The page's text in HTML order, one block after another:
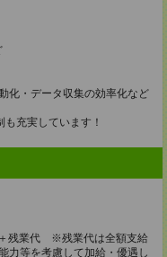
化・データ収集の効率化など
充実しています！
残業代 ※残業代は全額支給
等を考慮して加給・優遇し